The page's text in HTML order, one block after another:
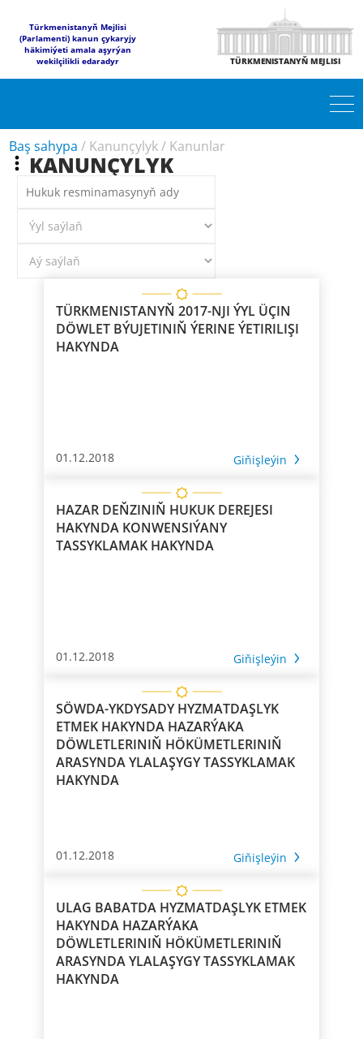
Türkmenistanyň Mejlisi
(Parlamenti) kanun çykaryjy
häkimiýeti amala aşyrýan
wekilçilikli edaradyr
TÜRKMENISTANYŇ MEJLISI
Baş sahypa / Kanunçylyk/ Kanunlar
KANUNÇYLYK
TÜRKMENISTANYŇ 2017-NJI ÝYL ÜÇIN
DÖWLET BÝUJETINIŇ ÝERINE ÝETIRILIŞI
HAKYNDA
01.12.2018 Giňişleýin
HAZAR DEŇZINIŇ HUKUK DEREJESI
HAKYNDA KONWENSIÝANY
TASSYKLAMAK HAKYNDA
01.12.2018 Giňişleýin
SÖWDA-YKDYSADY HYZMATDAŞLYK
ETMEK HAKYNDA HAZARÝAKA
DÖWLETLERINIŇ HÖKÜMETLERINIŇ
ARASYNDA YLALAŞYGY TASSYKLAMAK
HAKYNDA
01.12.2018 Giňişleýin
ULAG BABATDA HYZMATDAŞLYK ETMEK
HAKYNDA HAZARÝAKA
DÖWLETLERINIŇ HÖKÜMETLERINIŇ
ARASYNDA YLALAŞYGY TASSYKLAMAK
HAKYNDA